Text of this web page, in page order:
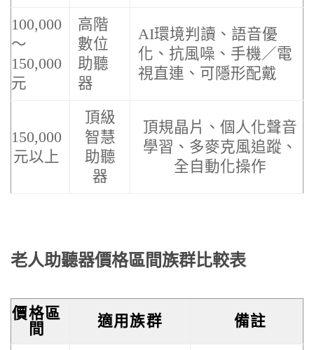
100,000
～
150,000
元
高階
數位
助聽
器
AI環境判讀、語音優
化、抗風噪、手機／電
視直連、可隱形配戴
150,000
元以上
頂級
智慧
助聽
器
頂規晶片、個人化聲音
學習、多麥克風追蹤、
全自動化操作
老人助聽器價格區間族群比較表
價格區
間
適用族群 備註